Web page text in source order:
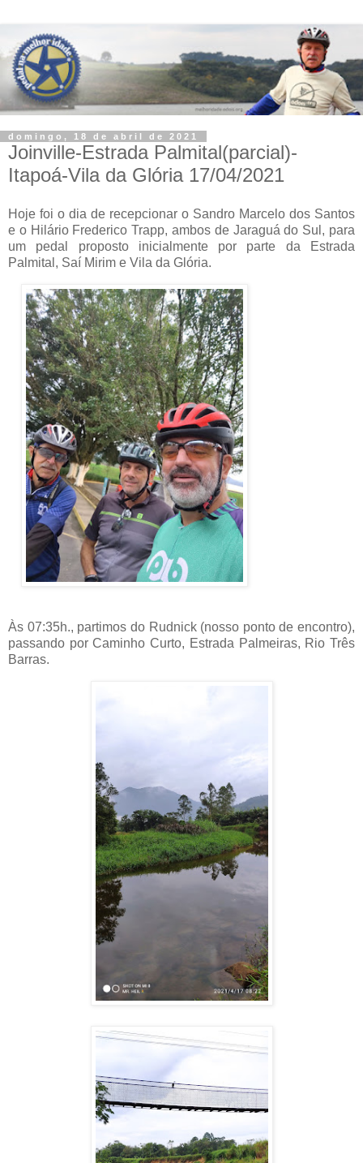
domingo, 18 de abril de 2021
Joinville-Estrada Palmital(parcial)-
Itapoá-Vila da Glória 17/04/2021
Hoje foi o dia de recepcionar o Sandro Marcelo dos Santos
e o Hilário Frederico Trapp, ambos de Jaraguá do Sul, para
um pedal proposto inicialmente por parte da Estrada
Palmital, Saí Mirim e Vila da Glória.
Às 07:35h., partimos do Rudnick (nosso ponto de encontro),
passando por Caminho Curto, Estrada Palmeiras, Rio Três
Barras.